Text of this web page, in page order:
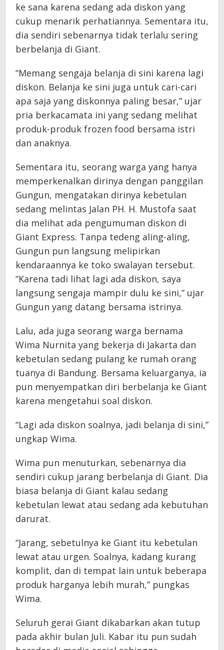
ke sana karena sedang ada diskon yang
cukup menarik perhatiannya. Sementara itu,
dia sendiri sebenarnya tidak terlalu sering
berbelanja di Giant.
“Memang sengaja belanja di sini karena lagi
diskon. Belanja ke sini juga untuk cari-cari
apa saja yang diskonnya paling besar,” ujar
pria berkacamata ini yang sedang melihat
produk-produk frozen food bersama istri
dan anaknya.
Sementara itu, seorang warga yang hanya
memperkenalkan dirinya dengan panggilan
Gungun, mengatakan dirinya kebetulan
sedang melintas Jalan PH. H. Mustofa saat
dia melihat ada pengumuman diskon di
Giant Express. Tanpa tedeng aling-aling,
Gungun pun langsung melipirkan
kendaraannya ke toko swalayan tersebut.
“Karena tadi lihat lagi ada diskon, saya
langsung sengaja mampir dulu ke sini,” ujar
Gungun yang datang bersama istrinya.
Lalu, ada juga seorang warga bernama
Wima Nurnita yang bekerja di Jakarta dan
kebetulan sedang pulang ke rumah orang
tuanya di Bandung. Bersama keluarganya, ia
pun menyempatkan diri berbelanja ke Giant
karena mengetahui soal diskon.
“Lagi ada diskon soalnya, jadi belanja di sini,”
ungkap Wima.
Wima pun menuturkan, sebenarnya dia
sendiri cukup jarang berbelanja di Giant. Dia
biasa belanja di Giant kalau sedang
kebetulan lewat atau sedang ada kebutuhan
darurat.
“Jarang, sebetulnya ke Giant itu kebetulan
lewat atau urgen. Soalnya, kadang kurang
komplit, dan di tempat lain untuk beberapa
produk harganya lebih murah,” pungkas
Wima.
Seluruh gerai Giant dikabarkan akan tutup
pada akhir bulan Juli. Kabar itu pun sudah